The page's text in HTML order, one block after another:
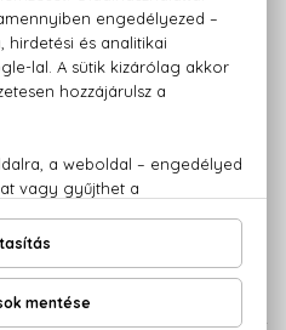
TANGLE TEEZER
The Ultimate Detangler Fine
6.210 Ft